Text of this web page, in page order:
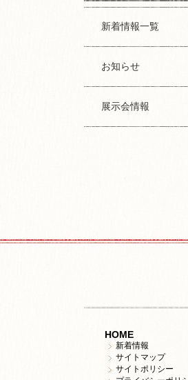
新着情報一覧
お知らせ
展示会情報
HOME
新着情報
サイトマップ
サイトポリシー